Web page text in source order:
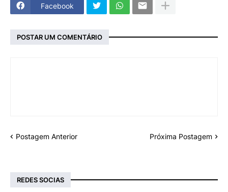
Facebook
POSTAR UM COMENTÁRIO
Postagem Anterior Próxima Postagem
REDES SOCIAS